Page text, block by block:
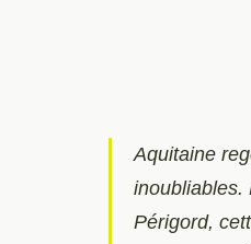
Aquitaine
inoubliables.
Périgord,